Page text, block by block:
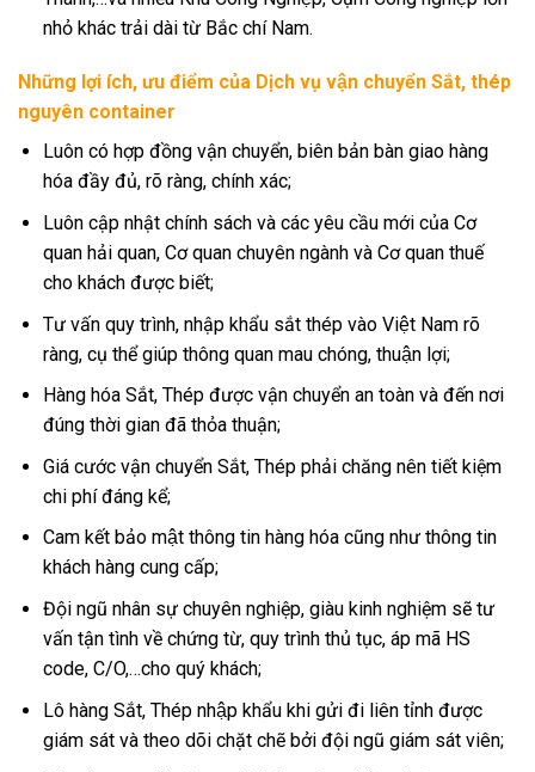
nhỏ khác trải dài từ Bắc chí Nam.
Những lợi ích, ưu điểm của Dịch vụ vận chuyển Sắt, thép
nguyên container
Luôn có hợp đồng vận chuyển, biên bản bàn giao hàng
hóa đầy đủ, rõ ràng, chính xác;
Luôn cập nhật chính sách và các yêu cầu mới của Cơ
quan hải quan, Cơ quan chuyên ngành và Cơ quan thuế
cho khách được biết;
Tư vấn quy trình, nhập khẩu sắt thép vào Việt Nam rõ
ràng, cụ thể giúp thông quan mau chóng, thuận lợi;
Hàng hóa Sắt, Thép được vận chuyển an toàn và đến nơi
đúng thời gian đã thỏa thuận;
Giá cước vận chuyển Sắt, Thép phải chăng nên tiết kiệm
chi phí đáng kể;
Cam kết bảo mật thông tin hàng hóa cũng như thông tin
khách hàng cung cấp;
Đội ngũ nhân sự chuyên nghiệp, giàu kinh nghiệm sẽ tư
vấn tận tình về chứng từ, quy trình thủ tục, áp mã HS
code, C/O,…cho quý khách;
Lô hàng Sắt, Thép nhập khẩu khi gửi đi liên tỉnh được
giám sát và theo dõi chặt chẽ bởi đội ngũ giám sát viên;